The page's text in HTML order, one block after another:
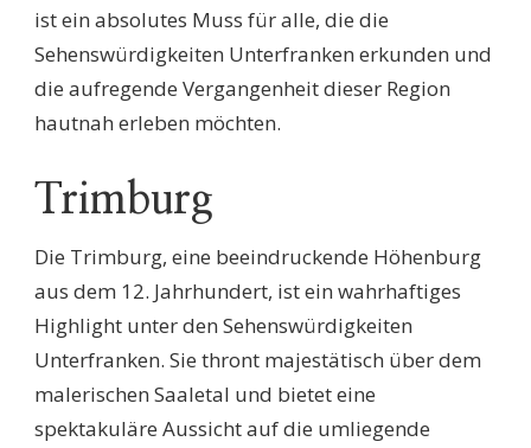
ist ein absolutes Muss für alle, die die
Sehenswürdigkeiten Unterfranken erkunden und
die aufregende Vergangenheit dieser Region
hautnah erleben möchten.
Trimburg
Die Trimburg, eine beeindruckende Höhenburg
aus dem 12. Jahrhundert, ist ein wahrhaftiges
Highlight unter den Sehenswürdigkeiten
Unterfranken. Sie thront majestätisch über dem
malerischen Saaletal und bietet eine
spektakuläre Aussicht auf die umliegende